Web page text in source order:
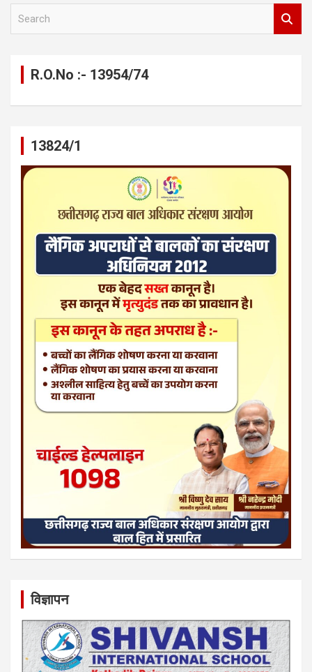
R.O.No :- 13954/74
13824/1
विज्ञापन